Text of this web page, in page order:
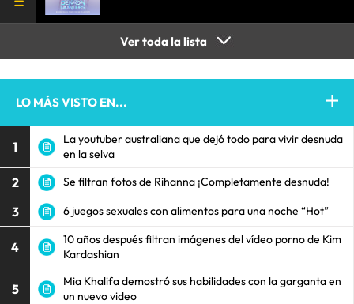
Ver toda la lista
LO MÁS VISTO EN...
1
La youtuber australiana que dejó todo para vivir desnuda
en la selva
2 Se filtran fotos de Rihanna ¡Completamente desnuda!
3 6 juegos sexuales con alimentos para una noche “Hot”
4
10 años después filtran imágenes del vídeo porno de Kim
Kardashian
5
Mia Khalifa demostró sus habilidades con la garganta en
un nuevo video